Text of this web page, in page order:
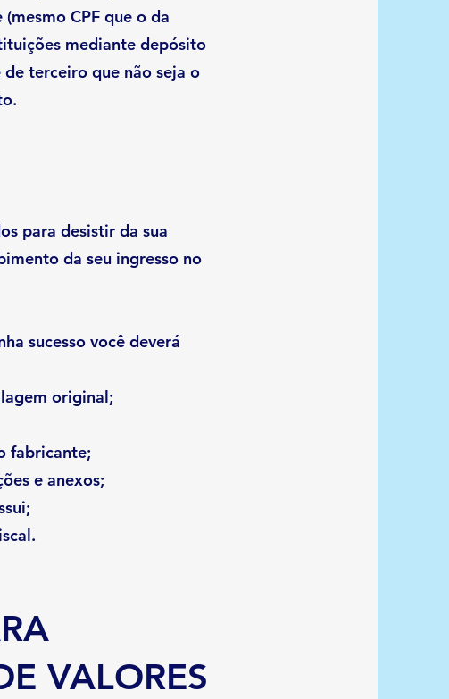
CPF que o da
mediante depósito
terceiro que não seja o
para desistir da sua
da seu ingresso no
sucesso você deverá
original;
fabricante;
e anexos;
VALORES